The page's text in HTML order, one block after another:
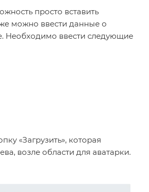
просто вставить
можно ввести данные о
Необходимо ввести следующие
«Загрузить», которая
возле области для аватарки.